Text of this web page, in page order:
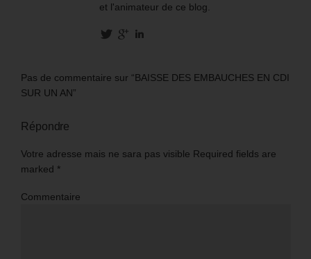
et l'animateur de ce blog.
Pas de commentaire sur “BAISSE DES EMBAUCHES EN CDI
SUR UN AN”
Répondre
Votre adresse mais ne sara pas visible Required fields are
marked *
Commentaire